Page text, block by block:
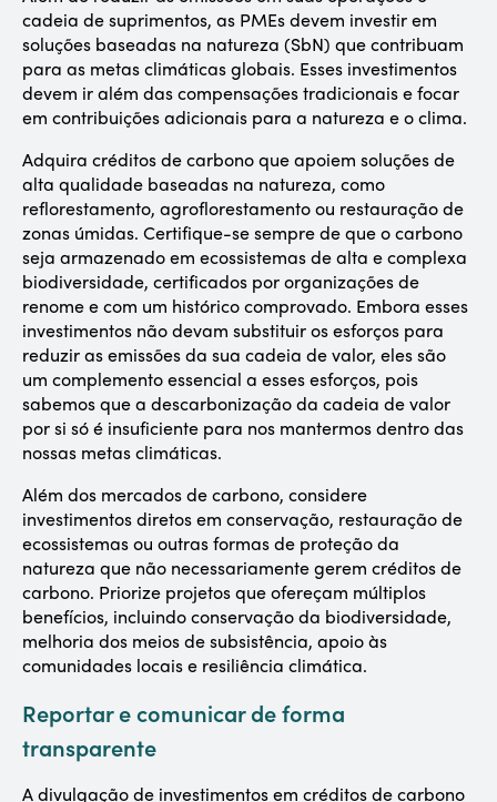
cadeia de suprimentos, as PMEs devem investir em
soluções baseadas na natureza (SbN) que contribuam
para as metas climáticas globais. Esses investimentos
devem ir além das compensações tradicionais e focar
em contribuições adicionais para a natureza e o clima.
Adquira créditos de carbono que apoiem soluções de
alta qualidade baseadas na natureza, como
reflorestamento, agroflorestamento ou restauração de
zonas úmidas. Certifique-se sempre de que o carbono
seja armazenado em ecossistemas de alta e complexa
biodiversidade, certificados por organizações de
renome e com um histórico comprovado. Embora esses
investimentos não devam substituir os esforços para
reduzir as emissões da sua cadeia de valor, eles são
um complemento essencial a esses esforços, pois
sabemos que a descarbonização da cadeia de valor
por si só é insuficiente para nos mantermos dentro das
nossas metas climáticas.
Além dos mercados de carbono, considere
investimentos diretos em conservação, restauração de
ecossistemas ou outras formas de proteção da
natureza que não necessariamente gerem créditos de
carbono. Priorize projetos que ofereçam múltiplos
benefícios, incluindo conservação da biodiversidade,
melhoria dos meios de subsistência, apoio às
comunidades locais e resiliência climática.
Reportar e comunicar de forma
transparente
A divulgação de investimentos em créditos de carbono